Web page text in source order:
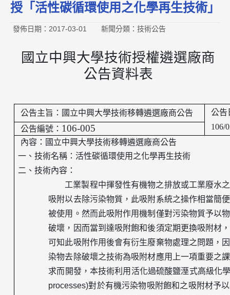
授「活性碳循環使用之化學再生技術」
發佈日期：2017-03-01 新聞分類：技術公告
國立中興大學技術授權遴選廠商
公告資料表
公告主旨：國立中興大學技術移轉遴選廠商公告
公告
106/
公告編號： 106-005
內容：國立中興大學技術移轉遴選廠商公告
一、技術名稱： 活性碳循環使用之化學再生技術
二、技術內容：
工業製程中揮發性有機物之排放或工業廢水
吸附以去除污染物質，此吸附系統之操作相當簡
被使用。然而此吸附作用機制僅對污染物質予以
破壞，因而當到達吸附飽和後須定期更換吸附材
可知此吸附作用後會有衍生廢棄物處理之問題，
染物去除破壞之技術為吸附材應用上一項重要之
求而開發，本技術利用活化過硫酸鹽溼式高級化
processes)對於有機污染物吸附飽和之吸附材予